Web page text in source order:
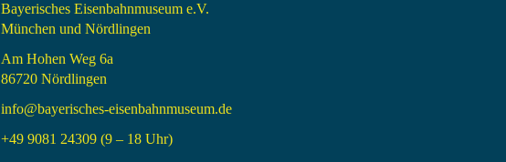
Bayerisches Eisenbahnmuseum e.V.
München und Nördlingen
Am Hohen Weg 6a
86720 Nördlingen
info@bayerisches-eisenbahnmuseum.de
+49 9081 24309 (9 – 18 Uhr)